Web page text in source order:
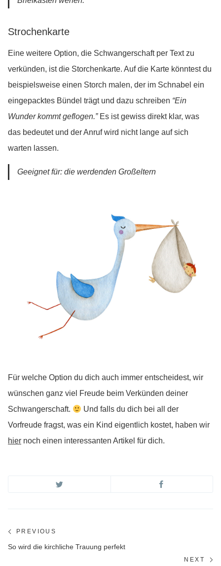
Strochenkarte
Eine weitere Option, die Schwangerschaft per Text zu
verkünden, ist die Storchenkarte. Auf die Karte könntest du
beispielsweise einen Storch malen, der im Schnabel ein
eingepacktes Bündel trägt und dazu schreiben “Ein
Wunder kommt geflogen.” Es ist gewiss direkt klar, was
das bedeutet und der Anruf wird nicht lange auf sich
warten lassen.
Geeignet für: die werdenden Großeltern
Für welche Option du dich auch immer entscheidest, wir
wünschen ganz viel Freude beim Verkünden deiner
Schwangerschaft.
Und falls du dich bei all der
Vorfreude fragst, was ein Kind eigentlich kostet, haben wir
hier noch einen interessanten Artikel für dich.
Beitragsnavigation
PREVIOUS
Previous
So wird die kirchliche Trauung perfekt
NEXT